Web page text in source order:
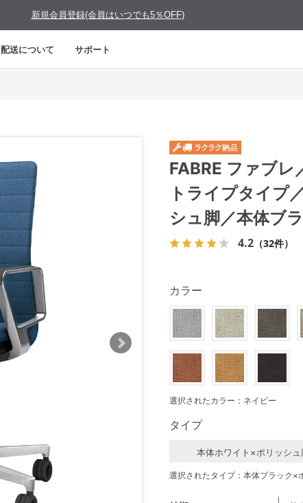
新規会員登録(会員はいつでも5％OFF)
配送について サポート
FABRE ファブ
トライプタイプ
シュ脚／本体ブ
4.2 （32件）
カラー
選択されたカラー：ネイビー
タイプ
本体ホワイト×ポリッシュ
選択されたタイプ：本体ブラック×